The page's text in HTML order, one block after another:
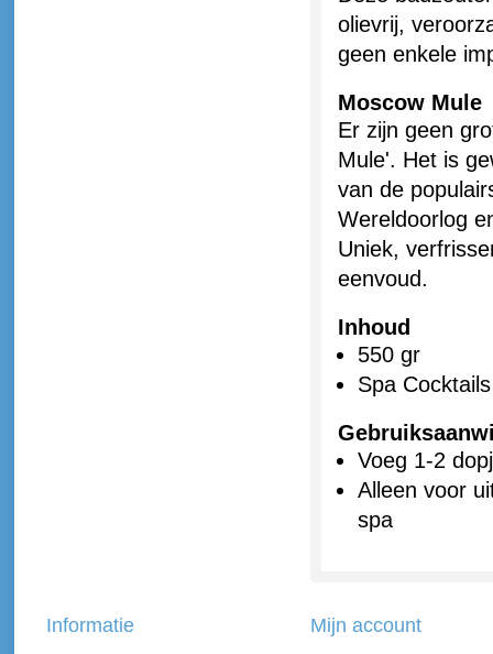
olievrij,
geen enkele
Moscow Mule
Er zijn geen
Mule'. Het is
van de
Wereldoorlog
Uniek,
eenvoud.
Inhoud
550 gr
Spa
Voeg 1-2
Alleen voor
spa
Informatie Mijn account